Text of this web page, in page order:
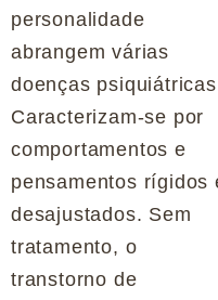
personalidade
abrangem várias
doenças
Caracterizam-se por
comportamentos e
pensamentos rígidos
desajustados. Sem
tratamento, o
transtorno de